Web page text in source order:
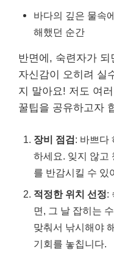
바다의 깊은 물속
해했던 순간
반면에, 숙련자가 되
자신감이 오히려 실
지 말아요! 저도 여
꿀팁을 공유하고자
장비 점검: 바쁘다
하세요. 잊지 않고
를 반감시킬 수 있
적정한 위치 선정:
면, 그 날 잡히는
맞춰서 낚시해야
기회를 놓칩니다.